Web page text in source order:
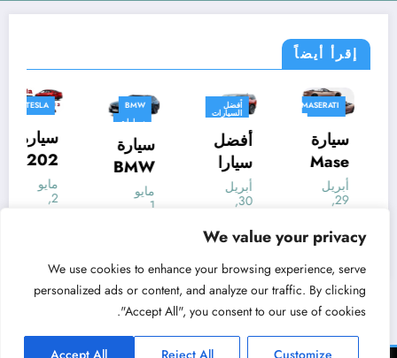
We value your privacy
We use cookies to enhance your browsing experience, serve
personalized ads or content, and analyze our traffic. By clicking
"Accept All", you consent to our use of cookies.
Customize
Reject All
Accept All
إقرأ أيضاً
BMW
سيارات
ألمانية
سيارة
BMW
eDriv
ng
202
الكهرب
أفضل
السيارات
سيارات
معلومات
أفضل
سيارا
الدفع
SUV
الكهرب
ائية
202
أبريل
MASERATI
سيارات
سيارة
Mase
rati
Gran
Cabri
o
Folgo
re
الكهرب
ائية
أبريل
tarek
BMW
سيارات
ألمانية
سيارة
ميني
ايس
مان
MINI
Acem
an
الكهرب
ائية
الموا
أبريل